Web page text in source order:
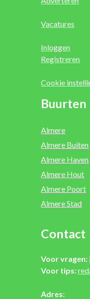
Vacatures
Inloggen
Registreren
Cookie
Buurten
Almere
Almere Buiten
Almere Haven
Almere Hout
Almere Poort
Almere Stad
Contact
Voor vragen:
Voor tips:
Adres: